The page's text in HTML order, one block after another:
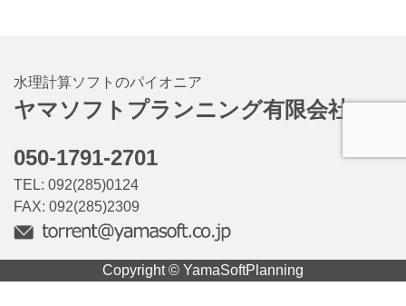
水理計算ソフトのパイオニア
ヤマソフトプランニング有限会社
050-1791-2701
TEL: 092(285)0124
FAX: 092(285)2309
Copyright © YamaSoftPlanning